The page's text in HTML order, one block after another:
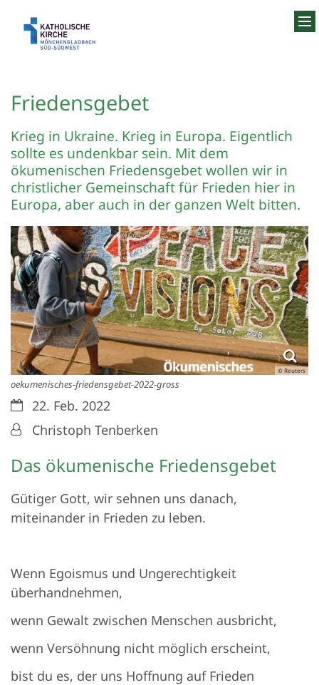
Friedensgebet
Krieg in Ukraine. Krieg in Europa. Eigentlich
sollte es undenkbar sein. Mit dem
ökumenischen Friedensgebet wollen wir in
christlicher Gemeinschaft für Frieden hier in
Europa, aber auch in der ganzen Welt bitten.
© Reuters
oekumenisches-friedensgebet-2022-gross
Datum:22. Feb. 2022
Von:Christoph Tenberken
Das ökumenische Friedensgebet
Gütiger Gott, wir sehnen uns danach,
miteinander in Frieden zu leben.
Wenn Egoismus und Ungerechtigkeit
überhandnehmen,
wenn Gewalt zwischen Menschen ausbricht,
wenn Versöhnung nicht möglich erscheint,
bist du es, der uns Hoffnung auf Frieden